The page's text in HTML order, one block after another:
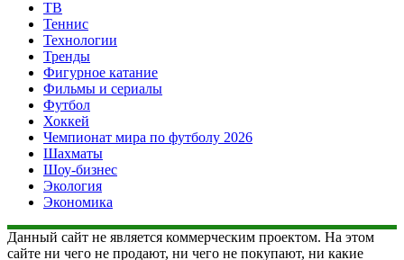
ТВ
Теннис
Технологии
Тренды
Фигурное катание
Фильмы и сериалы
Футбол
Хоккей
Чемпионат мира по футболу 2026
Шахматы
Шоу-бизнес
Экология
Экономика
Данный сайт не является коммерческим проектом. На этом
сайте ни чего не продают, ни чего не покупают, ни какие